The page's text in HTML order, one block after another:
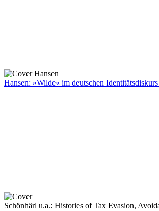
Hansen: »Wilde« im deutschen
Schönhärl u.a.: Histories of Tax Evasion,